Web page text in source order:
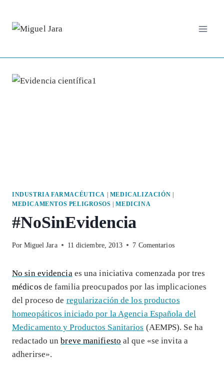
contenido
INDUSTRIA FARMACÉUTICA MEDICALIZACIÓN
MEDICAMENTOS PELIGROSOS |MEDICINA
#NoSinEvidencia
Por Miguel Jara 11 diciembre, 2013 7 Comentarios
No sin evidencia es una iniciativa comenzada por tres
médicos de familia preocupados por las implicaciones
del proceso de regularización de los productos
homeopáticos iniciado por la Agencia Española del
Medicamento y Productos Sanitarios (AEMPS). Se ha
redactado unbreve manifiesto al que «se invita a
adherirse».